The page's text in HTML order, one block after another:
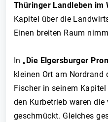
Thüringer Landleben im
Kapitel über die
Einen breiten Raum
In „Die Elgersburger
kleinen Ort am
Fischer in seinem
den Kurbetrieb waren
geschmückt. Gleiches